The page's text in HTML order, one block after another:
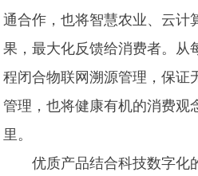
通合作，也将智慧农业、云计
果，最大化反馈给消费者。 从
程闭合物联网溯源管理，保证
管理，也将健康有机的消费观
里。
优质产品结合科技数字化